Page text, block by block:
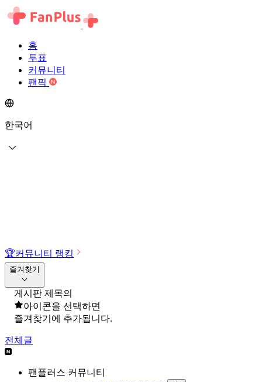
홈
투표
커뮤니티
팬픽
한국어
🏆커뮤니티 랭킹
즐겨찾기
게시판 제목의
아이콘을 선택하면
즐겨찾기에 추가됩니다.
전체글
팬플러스 커뮤니티